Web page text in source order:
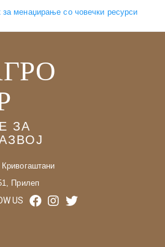
за менаџирање со човечки ресурси
ЗА
Прилеп
US